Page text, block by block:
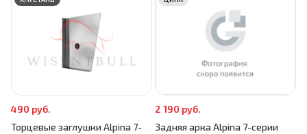
490 руб.
Торцевые заглушки Alpina 7-
2 190 руб.
Задняя арка Alpina 7-серии